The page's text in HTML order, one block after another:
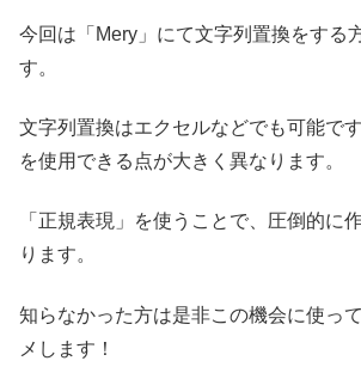
今回は「Mery」にて文字列置換をする
す。
文字列置換はエクセルなどでも可能で
を使用できる点が大きく異なります。
「正規表現」を使うことで、圧倒的に
ります。
知らなかった方は是非この機会に使っ
メします！